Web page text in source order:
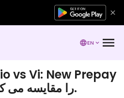
EN
Plans را مقایسه می کند.